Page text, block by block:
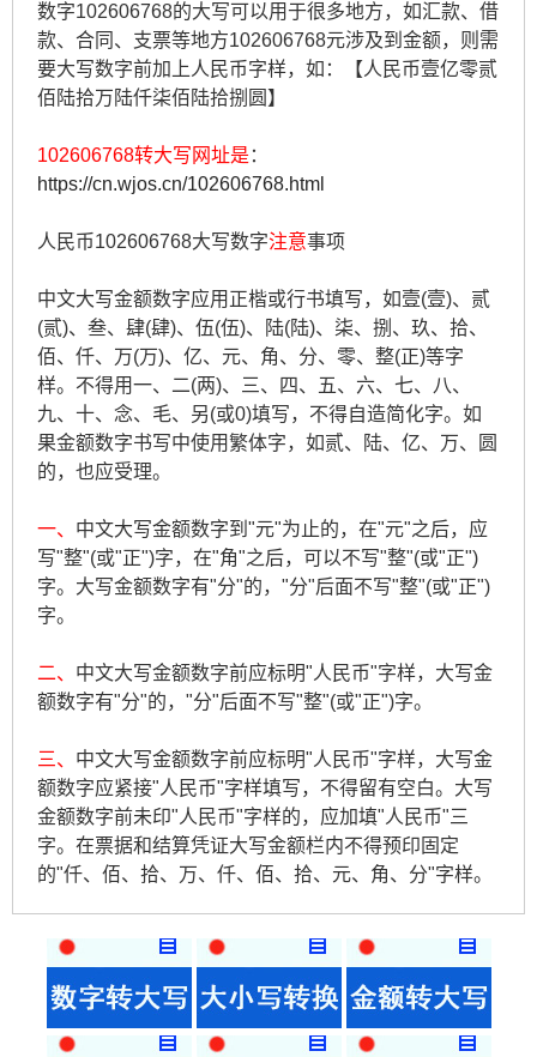
数字102606768的大写可以用于很多地方，如汇款、借
款、合同、支票等地方102606768元涉及到金额，则需
要大写数字前加上人民币字样，如：【人民币壹亿零贰
佰陆拾万陆仟柒佰陆拾捌圆】
102606768转大写网址是 ：
https://cn.wjos.cn/102606768.html
人民币102606768大写数字注意事项
中文大写金额数字应用正楷或行书填写，如壹(壹)、贰
(贰)、叁、肆(肆)、伍(伍)、陆(陆)、柒、捌、玖、拾、
佰、仟、万(万)、亿、元、角、分、零、整(正)等字
样。不得用一、二(两)、三、四、五、六、七、八、
九、十、念、毛、另(或0)填写，不得自造简化字。如
果金额数字书写中使用繁体字，如贰、陆、亿、万、圆
的，也应受理。
一、 中文大写金额数字到"元"为止的，在"元"之后，应
写"整"(或"正")字，在"角"之后，可以不写"整"(或"正")
字。大写金额数字有"分"的，"分"后面不写"整"(或"正")
字。
二、 中文大写金额数字前应标明"人民币"字样，大写金
额数字有"分"的，"分"后面不写"整"(或"正")字。
三、 中文大写金额数字前应标明"人民币"字样，大写金
额数字应紧接"人民币"字样填写，不得留有空白。大写
金额数字前未印"人民币"字样的，应加填"人民币"三
字。在票据和结算凭证大写金额栏内不得预印固定
的"仟、佰、拾、万、仟、佰、拾、元、角、分"字样。